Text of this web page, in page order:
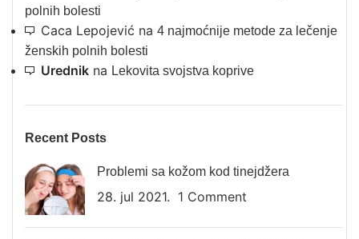
polnih bolesti
Caca Lepojević na 4 najmoćnije metode za lečenje
ženskih polnih bolesti
Urednik na Lekovita svojstva koprive
Recent Posts
Problemi sa kožom kod tinejdžera
28. jul 2021. 1 Comment